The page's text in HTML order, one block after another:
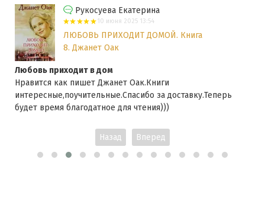
Рукосуева Екатерина
10 июня 2025 13:54
ЛЮБОВЬ ПРИХОДИТ ДОМОЙ. Книга
8. Джанет Оак
Любовь приходит в дом
Нравится как пишет Джанет Оак.Книги
интересные,поучительные.Спасибо за доставку.Теперь
будет время благодатное для чтения)))
Назад Вперед